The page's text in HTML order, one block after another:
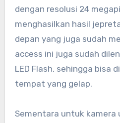
dengan resolusi 24
menghasilkan hasil
depan yang juga sudah
access ini juga sudah
LED Flash, sehingga bisa
tempat yang gelap.
Sementara untuk kamera